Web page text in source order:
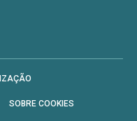
SOBRE COOKIES